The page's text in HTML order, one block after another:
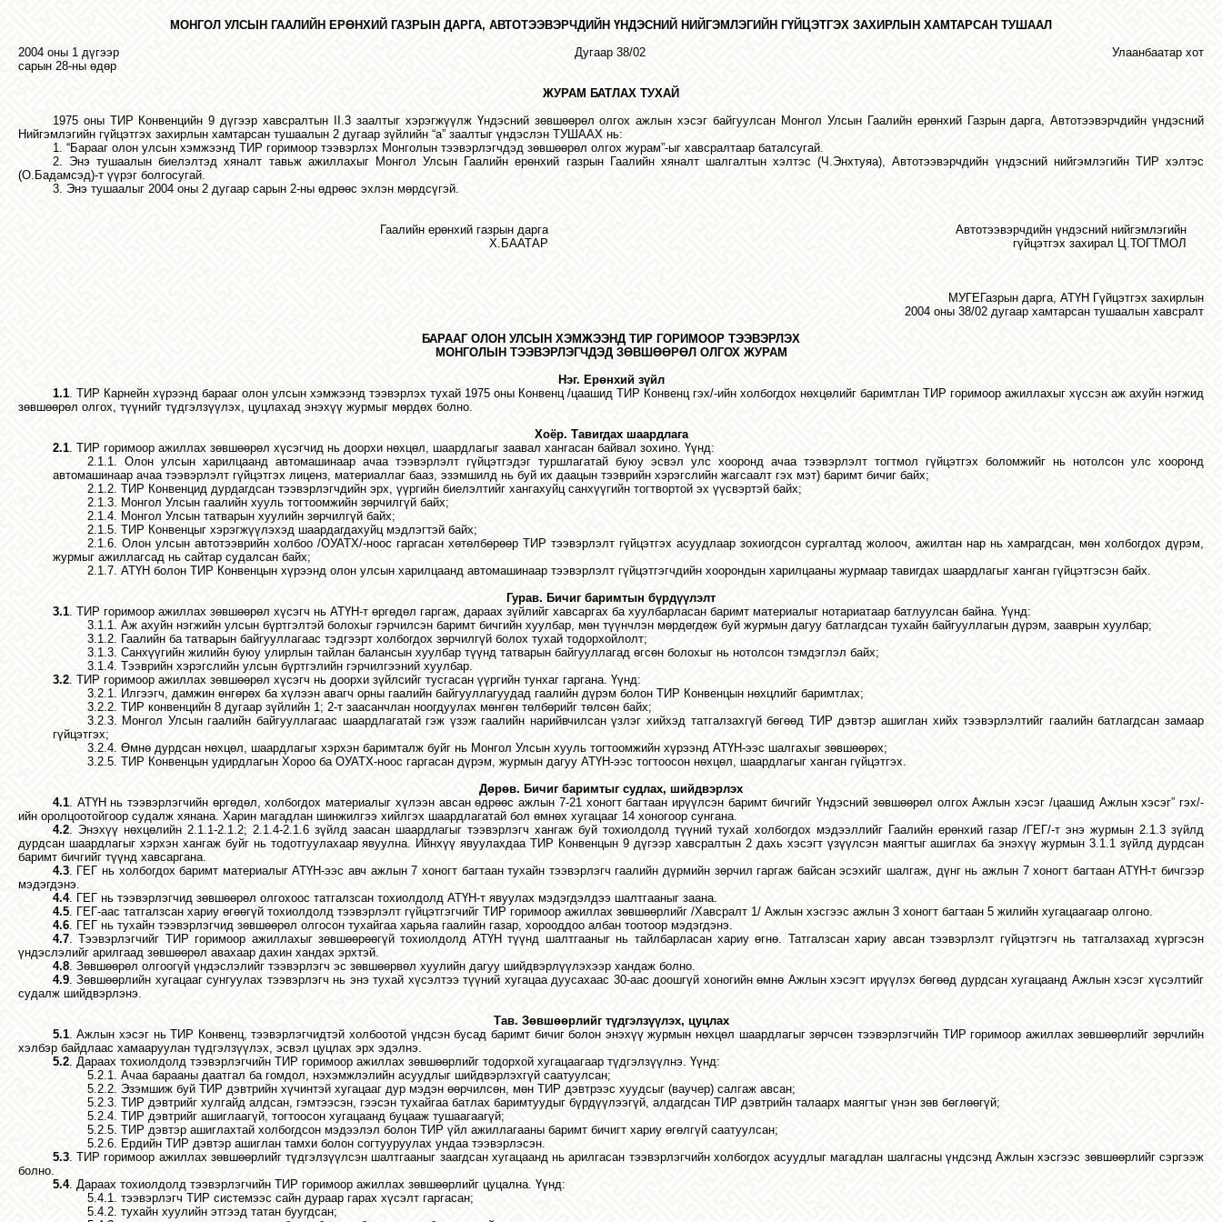
МОНГОЛ УЛСЫН ГААЛИЙН ЕРӨНХИЙ ГАЗРЫН ДАРГА, АВТОТЭЭВЭРЧДИЙН ҮНДЭСНИЙ НИЙГЭМЛЭГИЙН ГҮЙЦЭТГЭХ ЗАХИРЛЫН ХАМТАРСАН ТУШААЛ
2004 оны 1 дүгээр
сарын 28-ны өдөр
Дугаар 38/02 Улаанбаатар хот
ЖУРАМ БАТЛАХ ТУХАЙ
1975 оны ТИР Конвенцийн 9дүгээр хавсралтын II.3 заалтыг хэрэгжүүлж Үндэсний зөвшөөрөл олгох ажлын хэсэг байгуулсан Монгол Улсын Гаалийн ерөнхий Газрын дарга,Автотээвэрчдийн үндэсний
Нийгэмлэгийн гүйцэтгэх захирлын хамтарсан тушаалын 2 дугаар зүйлийн “а” заалтыг үндэслэн ТУШААХ нь:
1. “Барааг олон улсын хэмжээнд ТИР горимоор тээвэрлэх Монголын тээвэрлэгчдэд зөвшөөрөл олгох журам”-ыг хавсралтаар баталсугай.
2. Энэ тушаалын биелэлтэд хяналт тавьж ажиллахыг Монгол Улсын Гаалийн ерөнхий газрын Гаалийн хяналт шалгалтын хэлтэс (Ч .Энхтуяа),Автотээвэрчдийн үндэсний нийгэмлэгийн ТИР хэлтэс
(О. Бадамсэд)-т үүрэг болгосугай.
3. Энэ тушаалыг2004 оны2 дугаар сарын2-ны өдрөөс эхлэн мөрдсүгэй.
Гаалийн ерөнхий газрын дарга
Х.БААТАР
Автотээвэрчдийн үндэсний нийгэмлэгийн
гүйцэтгэх захирал Ц.ТОГТМОЛ
МУГЕГазрын дарга, АТҮН Гүйцэтгэх захирлын
2004 оны 38/02 дугаар хамтарсан тушаалын хавсралт
БАРААГ ОЛОН УЛСЫН ХЭМЖЭЭНД ТИР ГОРИМООР ТЭЭВЭРЛЭХ
МОНГОЛЫН ТЭЭВЭРЛЭГЧДЭД ЗӨВШӨӨРӨЛ ОЛГОХ ЖУРАМ
Нэг. Ерөнхий зүйл
1.1. ТИР Карнейн хүрээнд барааг олон улсын хэмжээнд тээвэрлэх тухай 1975 оны Конвенц /цаашид ТИР Конвенц гэх/-ийн холбогдох нөхцөлийг баримтлан ТИР горимоор ажиллахыг хүссэн аж ахуйн нэгжид
зөвшөөрөл олгох, түүнийг түдгэлзүүлэх, цуцлахад энэхүү журмыг мөрдөх болно.
Хоёр. Тавигдах шаардлага
2.1. ТИР горимоор ажиллах зөвшөөрөл хүсэгчид нь доорхи нөхцөл, шаардлагыг заавал хангасан байвал зохино. Үүнд:
2.1.1. Олон улсын харилцаанд автомашинаар ачаа тээвэрлэлт гүйцэтгэдэг туршлагатай буюу эсвэл улс хооронд ачаа тээвэрлэлт тогтмол гүйцэтгэх боломжийг нь нотолсон улс хооронд
автомашинаар ачаа тээвэрлэлт гүйцэтгэх лиценз, материаллаг бааз, эзэмшилд нь буй их даацын тээврийн хэрэгслийн жагсаалт гэх мэт) баримт бичиг байх;
2.1.2. ТИР Конвенциддурдагдсан тээвэрлэгчдийн эрх, үүргийн биелэлтийг хангахуйц санхүүгийн тогтвортой эх үүсвэртэй байх;
2.1.3. Монгол Улсын гаалийн хууль тогтоомжийн зөрчилгүй байх;
2.1.4. Монгол Улсын татварын хуулийн зөрчилгүй байх;
2.1.5. ТИР Конвенцыг хэрэгжүүлэхэд шаардагдахуйц мэдлэгтэй байх;
2.1.6. Олон улсын автотээврийн холбоо /ОУАТХ/-ноос гаргасан хөтөлбөрөөр ТИР тээвэрлэлт гүйцэтгэх асуудлаар зохиогдсон сургалтад жолооч, ажилтан нар нь хамрагдсан, мөн холбогдох дүрэм,
журмыг ажиллагсад нь сайтар судалсан байх;
2.1.7. АТҮН болон ТИР Конвенцын хүрээнд олон улсын харилцаанд автомашинаар тээвэрлэлт гүйцэтгэгчдийн хоорондын харилцааны журмаар тавигдах шаардлагыг ханган гүйцэтгэсэн байх.
Гурав. Бичиг баримтын бүрдүүлэлт
3.1. ТИР горимоор ажиллах зөвшөөрөл хүсэгч нь АТҮН-т өргөдөл гаргаж, дараах зүйлийг хавсаргах ба хуулбарласан баримт материалыг нотариатаар батлуулсан байна. Үүнд:
3.1.1. Аж ахуйн нэгжийн улсын бүртгэлтэй болохыг гэрчилсэн баримт бичгийн хуулбар, мөн түүнчлэн мөрдөгдөж буй журмын дагуу батлагдсан тухайн байгууллагын дүрэм, зааврын хуулбар;
3.1.2. Гаалийн ба татварын байгууллагаас тэдгээрт холбогдох зөрчилгүй болох тухай тодорхойлолт;
3.1.3. Санхүүгийн жилийн буюу улирлын тайлан балансын хуулбар түүнд татварын байгууллагад өгсөн болохыг нь нотолсон тэмдэглэл байх;
3.1.4. Тээврийн хэрэгслийн улсын бүртгэлийн гэрчилгээний хуулбар.
3.2. ТИР горимоор ажиллах зөвшөөрөл хүсэгч нь доорхи зүйлсийг тусгасан үүргийн тунхаг гаргана. Үүнд:
3.2.1. Илгээгч, дамжин өнгөрөх ба хүлээн авагч орны гаалийн байгууллагуудад гаалийн дүрэм болон ТИР Конвенцын нөхцлийг баримтлах;
3.2.2. ТИР конвенцийн 8 дугаар зүйлийн 1; 2-т заасанчлан ноогдуулах мөнгөн төлбөрийг төлсөн байх;
3.2.3. Монгол Улсын гаалийн байгууллагаас шаардлагатай гэж үзэж гаалийн нарийвчилсан үзлэг хийхэд татгалзахгүй бөгөөд ТИР дэвтэр ашиглан хийх тээвэрлэлтийг гаалийн батлагдсан замаар
гүйцэтгэх;
3.2.4. Өмнө дурдсан нөхцөл, шаардлагыг хэрхэн баримталж буйг нь Монгол Улсын хууль тогтоомжийн хүрээнд АТҮН-ээс шалгахыг зөвшөөрөх;
3.2.5. ТИР Конвенцын удирдлагын Хороо ба ОУАТХ-ноос гаргасан дүрэм, журмын дагуу АТҮН-ээс тогтоосон нөхцөл, шаардлагыг ханган гүйцэтгэх.
Дөрөв. Бичиг баримтыг судлах, шийдвэрлэх
4.1. АТҮН нь тээвэрлэгчийн өргөдөл, холбогдох материалыг хүлээн авсан өдрөөс ажлын 7-21 хоногт багтаан ирүүлсэн баримт бичгийг Үндэсний зөвшөөрөл олгох Ажлын хэсэг /цаашид Ажлын хэсэг” гэх/-
ийн оролцоотойгоор судалж хянана. Харин магадлан шинжилгээ хийлгэх шаардлагатай бол өмнөх хугацааг 14 хоногоор сунгана.
4.2. Энэхүү нөхцөлийн 2.1.1-2.1.2; 2.1.4-2.1.6 зүйлд заасан шаардлагыг тээвэрлэгч хангаж буй тохиолдолд түүний тухай холбогдох мэдээллийг Гаалийн ерөнхий газар /ГЕГ/-т энэ журмын 2.1.3 зүйлд
дурдсан шаардлагыг хэрхэн хангаж буйг нь тодотгуулахаар явуулна. Ийнхүү явуулахдаа ТИР Конвенцын 9 дүгээр хавсралтын 2 дахь хэсэгт үзүүлсэн маягтыг ашиглах ба энэхүү журмын 3.1.1 зүйлд дурдсан
баримт бичгийг түүнд хавсаргана.
4.3. ГЕГ нь холбогдох баримт материалыг АТҮН-ээс авч ажлын 7 хоногт багтаан тухайн тээвэрлэгч гаалийн дүрмийн зөрчил гаргаж байсан эсэхийг шалгаж, дүнг нь ажлын 7 хоногт багтаан АТҮН-т бичгээр
мэдэгдэнэ.
4.4. ГЕГ нь тээвэрлэгчид зөвшөөрөл олгохоос татгалзсан тохиолдолд АТҮН-т явуулах мэдэгдэлдээ шалтгааныг заана.
4.5. ГЕГ-аас татгалзсан хариу өгөөгүй тохиолдолд тээвэрлэлт гүйцэтгэгчийг ТИР горимоор ажиллах зөвшөөрлийг /Хавсралт 1/ Ажлын хэсгээс ажлын 3 хоногт багтаан 5 жилийн хугацаагаар олгоно.
4.6. ГЕГ нь тухайн тээвэрлэгчид зөвшөөрөл олгосон тухайгаа харьяа гаалийн газар, хорооддоо албан тоотоор мэдэгдэнэ.
4.7. Тээвэрлэгчийг ТИР горимоор ажиллахыг зөвшөөрөөгүй тохиолдолд АТҮН түүнд шалтгааныг нь тайлбарласан хариу өгнө. Татгалзсан хариу авсан тээвэрлэлт гүйцэтгэгч нь татгалзахад хүргэсэн
үндэслэлийг арилгаад зөвшөөрөл авахаар дахин хандах эрхтэй.
4.8. Зөвшөөрөл олгоогүй үндэслэлийг тээвэрлэгч эс зөвшөөрвөл хуулийн дагуу шийдвэрлүүлэхээр хандаж болно.
4.9. Зөвшөөрлийн хугацааг сунгуулах тээвэрлэгч нь энэ тухай хүсэлтээ түүний хугацаа дуусахаас 30-аас доошгүй хоногийн өмнө Ажлын хэсэгт ирүүлэх бөгөөд дурдсан хугацаанд Ажлын хэсэг хүсэлтийг
судалж шийдвэрлэнэ.
Тав. Зөвшөөрлийг түдгэлзүүлэх, цуцлах
5.1. Ажлын хэсэг нь ТИР Конвенц, тээвэрлэгчидтэй холбоотой үндсэн бусад баримт бичиг болон энэхүү журмын нөхцөл шаардлагыг зөрчсөн тээвэрлэгчийн ТИР горимоор ажиллах зөвшөөрлийг зөрчлийн
хэлбэр байдлаас хамааруулан түдгэлзүүлэх, эсвэл цуцлах эрх эдэлнэ.
5.2. Дараах тохиолдолд тээвэрлэгчийн ТИР горимоор ажиллах зөвшөөрлийг тодорхой хугацаагаар түдгэлзүүлнэ. Үүнд:
5.2.1. Ачаа барааны даатгал ба гомдол, нэхэмжлэлийн асуудлыг шийдвэрлэхгүй саатуулсан;
5.2.2. Эзэмшиж буй ТИР дэвтрийн хүчинтэй хугацааг дур мэдэн өөрчилсөн, мөн ТИР дэвтрээс хуудсыг (ваучер) салгаж авсан;
5.2.3. ТИР дэвтрийг хулгайд алдсан, гэмтээсэн, гээсэн тухайгаа батлах баримтуудыг бүрдүүлээгүй, алдагдсан ТИР дэвтрийн талаарх маягтыг үнэн зөв бөглөөгүй;
5.2.4. ТИР дэвтрийг ашиглаагүй, тогтоосон хугацаанд буцааж тушаагаагүй;
5.2.5. ТИР дэвтэр ашиглахтай холбогдсон мэдээлэл болон ТИР үйл ажиллагааны баримт бичигт хариу өгөлгүй саатуулсан;
5.2.6. Ердийн ТИР дэвтэр ашиглан тамхи болон согтууруулах ундаа тээвэрлэсэн.
5.3. ТИР горимоор ажиллах зөвшөөрлийг түдгэлзүүлсэн шалтгааныг заагдсан хугацаанд нь арилгасан тээвэрлэгчийн холбогдох асуудлыг магадлан шалгасны үндсэнд Ажлын хэсгээс зөвшөөрлийг сэргээж
болно.
5.4. Дараах тохиолдолд тээвэрлэгчийн ТИР горимоор ажиллах зөвшөөрлийг цуцална. Үүнд:
5.4.1. тээвэрлэгч ТИР системээс сайн дураар гарах хүсэлт гаргасан;
5.4.2. тухайн хуулийн этгээд татан буугдсан;